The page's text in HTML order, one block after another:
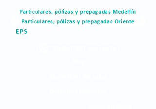
Particulares, pólizas y prepagadas Medellín
Particulares, pólizas y prepagadas Oriente
EPS